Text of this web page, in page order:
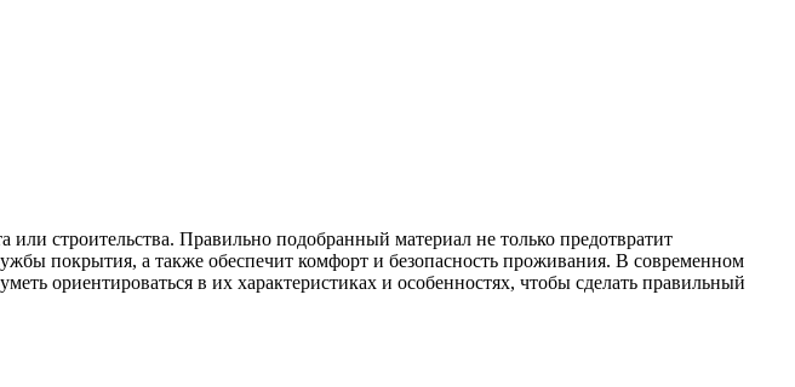
строительства. Правильно подобранный материал не только предотвратит
покрытия, а также обеспечит комфорт и безопасность проживания. В современном
ориентироваться в их характеристиках и особенностях, чтобы сделать правильный